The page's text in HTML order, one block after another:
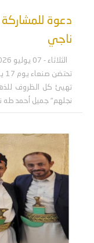
دعوة للمشاركة
ناجي
الثلاثاء - 07 يوليو 2026 - الساعة 11:03 م
تهيئ كل الظروف
نجلهم" جميل أحمد طه نا